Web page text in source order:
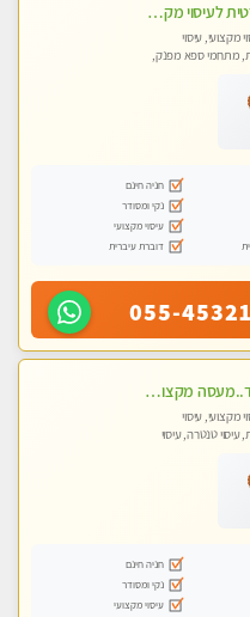
קליניקה פרטית לעיסוי מקצועי ואלטרנטיבי ברמה גבוהה VIP תתקשר ..... highly recommended..new in the city
מקצועי, עיסוי
מתחמי ספא מפנק,
לגבר, עיסוי מגבר
חניה חינם
נקי ומסודר
עיסוי מקצועי
דוברת עיברית
055-
לנשים בלבד..מעסה מקצועי לנשים בלבד לעיסוי מרגיע ומפנק VIP-מומלץ לחלוטין! פרטי! ​​​​​​
מקצועי, עיסוי
טנטרה, עיסוי
חניה חינם
נקי ומסודר
עיסוי מקצועי